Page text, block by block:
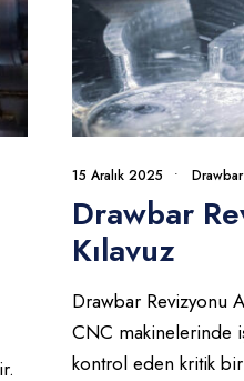
15 Aralık 2025 •
Drawbar
Kılavuz
Drawbar Revizyonu
CNC makinelerinde
kontrol eden kritik